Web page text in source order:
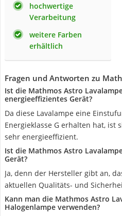
hochwertige
Verarbeitung
weitere Farben
erhältlich
Fragen und Antworten zu
Ist die Mathmos Astro
energieeffizientes Gerät?
Da diese Lavalampe eine
Energieklasse G erhalten hat, ist
sehr energieeffizient.
Ist die Mathmos Astro
Gerät?
Ja, denn der Hersteller gibt an,
aktuellen Qualitäts- und
Kann man die Mathmos Astro
Halogenlampe verwenden?